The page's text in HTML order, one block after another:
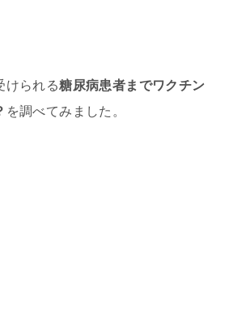
けられる糖尿病患者までワクチン
を調べてみました。